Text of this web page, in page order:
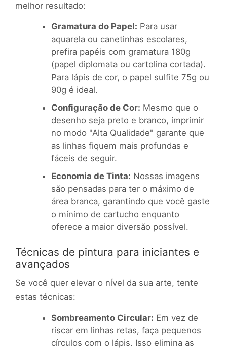
melhor resultado:
Gramatura do Papel: Para usar
aquarela ou canetinhas escolares,
prefira papéis com gramatura 180g
(papel diplomata ou cartolina cortada).
Para lápis de cor, o papel sulfite 75g ou
90g é ideal.
Configuração de Cor: Mesmo que o
desenho seja preto e branco, imprimir
no modo "Alta Qualidade" garante que
as linhas fiquem mais profundas e
fáceis de seguir.
Economia de Tinta: Nossas imagens
são pensadas para ter o máximo de
área branca, garantindo que você gaste
o mínimo de cartucho enquanto
oferece a maior diversão possível.
Técnicas de pintura para iniciantes e
avançados
Se você quer elevar o nível da sua arte, tente
estas técnicas:
Sombreamento Circular: Em vez de
riscar em linhas retas, faça pequenos
círculos com o lápis. Isso elimina as